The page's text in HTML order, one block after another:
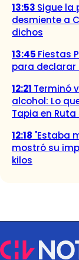
13:53 Sigue la
desmiente a
dichos
13:45 Fiestas
para declarar
12:21 Terminó
alcohol: Lo
Tapia en Ruta
12:18 "Estaba
mostró su
kilos